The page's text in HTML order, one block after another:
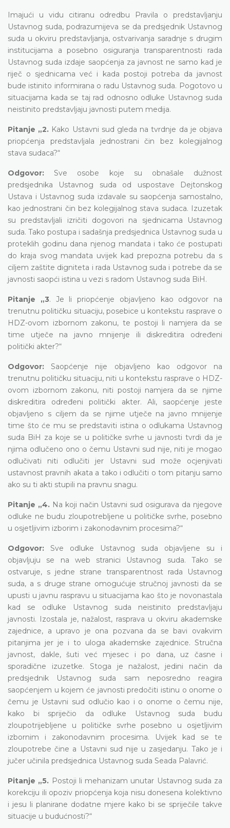
Imajući u vidu citiranu odredbu Pravila o predstavljanju
Ustavnog suda, podrazumijeva se da predsjednik Ustavnog
suda u okviru predstavljanja, ostvarivanja saradnje s drugim
institucijama a posebno osiguranja transparentnosti rada
Ustavnog suda izdaje saopćenja za javnost ne samo kad je
riječ o sjednicama već i kada postoji potreba da javnost
bude istinito informirana o radu Ustavnog suda. Pogotovo u
situacijama kada se taj rad odnosno odluke Ustavnog suda
neistinito predstavljaju javnosti putem medija.
Pitanje „2. Kako Ustavni sud gleda na tvrdnje da je objava
priopćenja predstavljala jednostrani čin bez kolegijalnog
stava sudaca?“
Odgovor: Sve osobe koje su obnašale dužnost
predsjednika Ustavnog suda od uspostave Dejtonskog
Ustava i Ustavnog suda izdavale su saopćenja samostalno,
kao jednostrani čin bez kolegijalnog stava sudaca. Izuzetak
su predstavljali izričiti dogovori na sjednicama Ustavnog
suda. Tako postupa i sadašnja predsjednica Ustavnog suda u
proteklih godinu dana njenog mandata i tako će postupati
do kraja svog mandata uvijek kad prepozna potrebu da s
ciljem zaštite digniteta i rada Ustavnog suda i potrebe da se
javnosti saopći istina u vezi s radom Ustavnog suda BiH.
Pitanje „3. Je li priopćenje objavljeno kao odgovor na
trenutnu političku situaciju, posebice u kontekstu rasprave o
HDZ-ovom izbornom zakonu, te postoji li namjera da se
time utječe na javno mnijenje ili diskreditira određeni
politički akter?“
Odgovor: Saopćenje nije objavljeno kao odgovor na
trenutnu političku situaciju, niti u kontekstu rasprave o HDZ-
ovom izbornom zakonu, niti postoji namjera da se njime
diskreditira određeni politički akter. Ali, saopćenje jeste
objavljeno s ciljem da se njime utječe na javno mnijenje
time što će mu se predstaviti istina o odlukama Ustavnog
suda BiH za koje se u političke svrhe u javnosti tvrdi da je
njima odlučeno ono o čemu Ustavni sud nije, niti je mogao
odlučivati niti odlučiti jer Ustavni sud može ocjenjivati
ustavnost pravnih akata a tako i odlučiti o tom pitanju samo
ako su ti akti stupili na pravnu snagu.
Pitanje „4.Na koji način Ustavni sud osigurava da njegove
odluke ne budu zloupotrebljene u političke svrhe, posebno
u osjetljivim izborim i zakonodavnim procesima?“
Odgovor: Sve odluke Ustavnog suda objavljene su i
objavljuju se na web stranici Ustavnog suda. Tako se
ostvaruje, s jedne strane transparentnost rada Ustavnog
suda, a s druge strane omogućuje stručnoj javnosti da se
upusti u javnu raspravu u situacijama kao što je novonastala
kad se odluke Ustavnog suda neistinito predstavljaju
javnosti. Izostala je, nažalost, rasprava u okviru akademske
zajednice, a upravo je ona pozvana da se bavi ovakvim
pitanjima jer je i to uloga akademske zajednice. Stručna
javnost, dakle, šuti već mjesec i po dana, uz časne i
sporadične izuzetke. Stoga je nažalost, jedini način da
predsjednik Ustavnog suda sam neposredno reagira
saopćenjem u kojem će javnosti predočiti istinu o onome o
čemu je Ustavni sud odlučio kao i o onome o čemu nije,
kako bi spriječio da odluke Ustavnog suda budu
zloupotrijebljene u političke svrhe posebno u osjetljivim
izbornim i zakonodavnim procesima. Uvijek kad se te
zloupotrebe čine a Ustavni sud nije u zasjedanju. Tako je i
jučer učinila predsjednica Ustavnog suda Seada Palavrić.
Pitanje „5. Postoji li mehanizam unutar Ustavnog suda za
korekciju ili opoziv priopćenja koja nisu donesena kolektivno
i jesu li planirane dodatne mjere kako bi se spriječile takve
situacije u budućnosti?“